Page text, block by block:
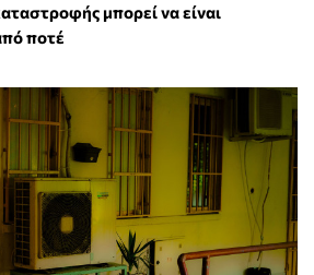
μπορεί να είναι
ποτέ